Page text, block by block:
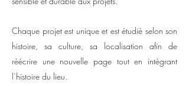
Chaque projet est unique et est étudié selon son
histoire, sa culture, sa localisation afin de
réécrire une nouvelle page tout en intégrant
l’histoire du lieu.